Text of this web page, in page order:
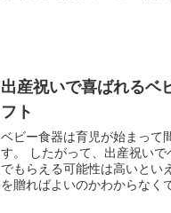
出産祝いで喜ばれるベ
フト
ベビー食器は育児が始まって
す。 したがって、出産祝い
でもらえる可能性は高いとい
を贈ればよいのかわからなく